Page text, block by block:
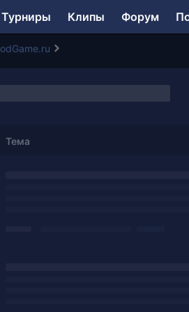
Турниры Клипы Форум
Тема